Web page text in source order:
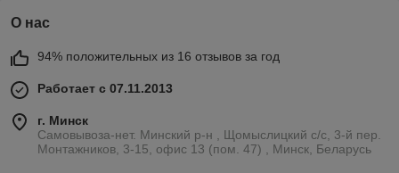
О нас
94% положительных из 16 отзывов за год
Работает с 07.11.2013
г. Минск
Самовывоза-нет. Минский р-н , Щомыслицкий с/с, 3-й пер.
Монтажников, 3-15, офис 13 (пом. 47) , Минск, Беларусь